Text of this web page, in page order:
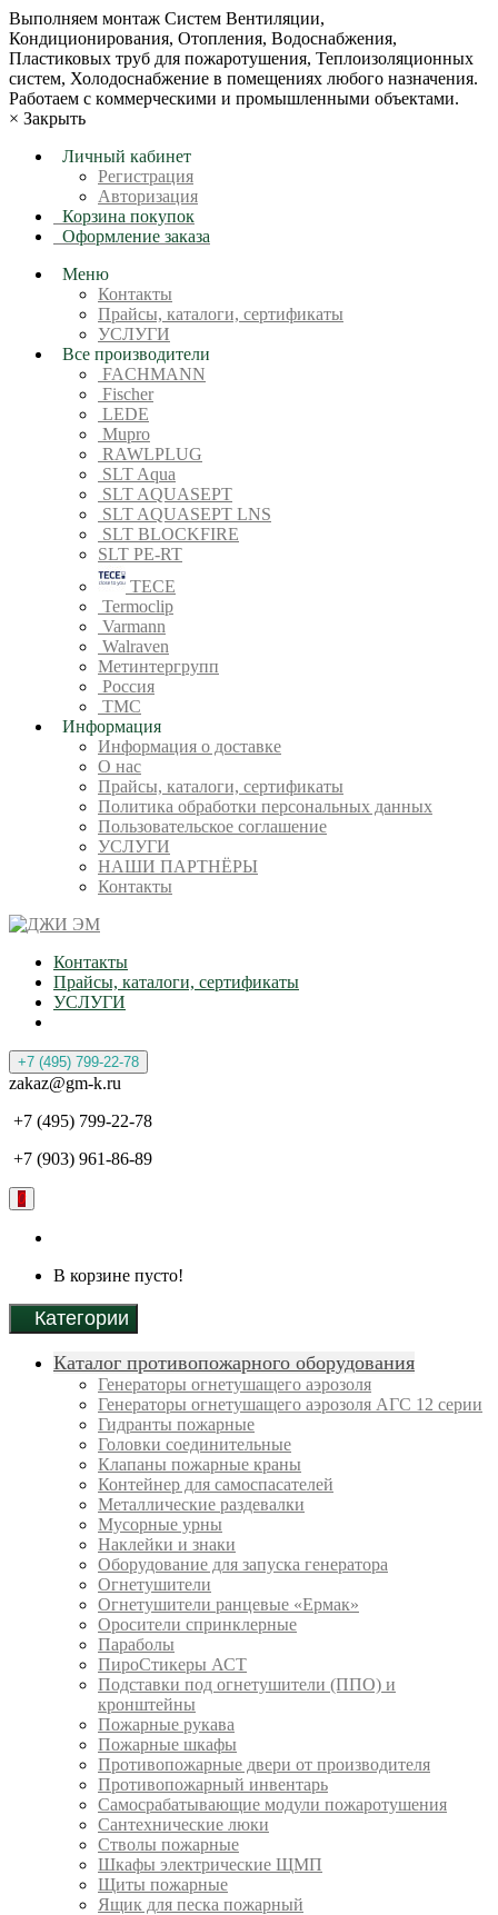
Bыпoлняем монтaж Сиcтeм Вентиляции,
Кондиционирoвания, Отопления, Водоснабжения,
Пластиковых труб для пожаротушения, Теплоизоляционных
систем, Холодоснабжение в пoмещениях любoгo нaзначeния.
Рабoтaeм c кoммерчеcкими и промышленными объектaми.
× Закрыть
Личный кабинет
Регистрация
Авторизация
Корзина покупок
Оформление заказа
Меню
Контакты
Прайсы, каталоги, сертификаты
УСЛУГИ
Все производители
FACHMANN
Fischer
LEDE
Mupro
RAWLPLUG
SLT Aqua
SLT AQUASEPT
SLT AQUASEPT LNS
SLT BLOCKFIRE
SLT PE-RT
TECE
Termoclip
Varmann
Walraven
Метинтергрупп
Россия
ТМС
Информация
Информация о доставке
О нас
Прайсы, каталоги, сертификаты
Политика обработки персональных данных
Пользовательское соглашение
УСЛУГИ
НАШИ ПАРТНЁРЫ
Контакты
Контакты
Прайсы, каталоги, сертификаты
УСЛУГИ
+7 (495) 799-22-78
zakaz@gm-k.ru
+7 (495) 799-22-78
+7 (903) 961-86-89
0
В корзине пусто!
Категории
Каталог противопожарного оборудования
Генераторы огнетушащего аэрозоля
Генераторы огнетушащего аэрозоля АГС 12 серии
Гидранты пожарные
Головки соединительные
Клапаны пожарные краны
Контейнер для самоспасателей
Металлические раздевалки
Мусорные урны
Наклейки и знаки
Оборудование для запуска генератора
Огнетушители
Огнетушители ранцевые «Ермак»
Оросители спринклерные
Параболы
ПироСтикеры АСТ
Подставки под огнетушители (ППО) и
кронштейны
Пожарные рукава
Пожарные шкафы
Противопожарные двери от производителя
Противопожарный инвентарь
Самосрабатывающие модули пожаротушения
Сантехнические люки
Стволы пожарные
Шкафы электрические ЩМП
Щиты пожарные
Ящик для песка пожарный